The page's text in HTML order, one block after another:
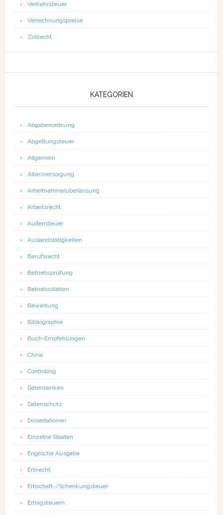
Verkehrsteuer
Verrechnungspreise
Zollrecht
KATEGORIEN
Abgabenordnung
Abgeltungsteuer
Allgemein
Altersversorgung
Arbeitnehmerüberlassung
Arbeitsrecht
Außensteuer
Auslandstätigkeiten
Berufsrecht
Betriebsprüfung
Betriebsstätten
Bewertung
Bibliographie
Buch-Empfehlungen
China
Controlling
Datenbanken
Datenschutz
Dissertationen
Einzelne Staaten
Englische Ausgabe
Erbrecht
Erbschaft-/Schenkungsteuer
Ertragsteuern